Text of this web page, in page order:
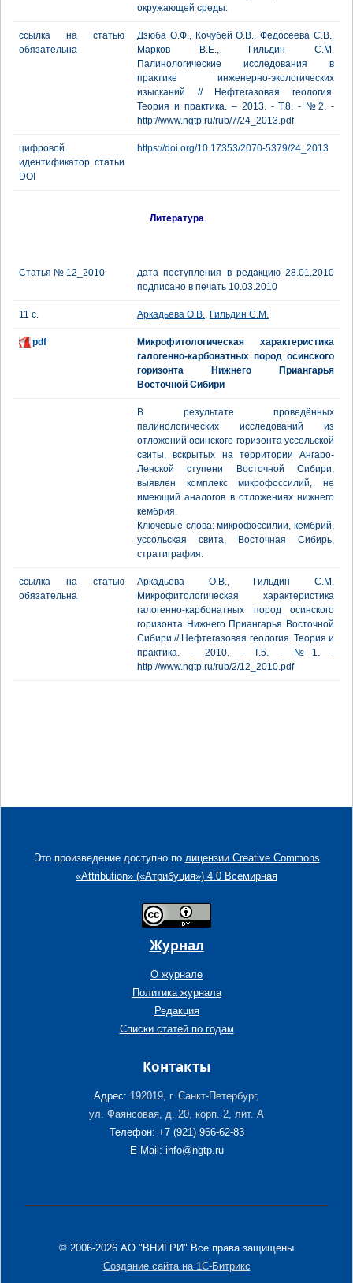
окружающей среды.
ссылка на статью
обязательна
Дзюба О.Ф., Кочубей О.В., Федосеева С.В.,
Марков В.Е., Гильдин С.М.
Палинологические исследования в
практике инженерно-экологических
изысканий // Нефтегазовая геология.
Теория и практика. – 2013. - Т.8. - №2. -
http://www.ngtp.ru/rub/7/24_2013.pdf
цифровой
идентификатор статьи
DOI
https://doi.org/10.17353/2070-5379/24_2013
Литература
Статья № 12_2010
дата поступления в редакцию 28.01.2010
подписано в печать 10.03.2010
11 с. Аркадьева О.В., Гильдин С.М.
pdf
Микрофитологическая характеристика
галогенно-карбонатных пород осинского
горизонта Нижнего Приангарья
Восточной Сибири
В результате проведённых
палинологических исследований из
отложений осинского горизонта уссольской
свиты, вскрытых на территории Ангаро-
Ленской ступени Восточной Сибири,
выявлен комплекс микрофоссилий, не
имеющий аналогов в отложениях нижнего
кембрия.
Ключевые слова: микрофоссилии, кембрий,
уссольская свита, Восточная Сибирь,
стратиграфия.
ссылка на статью
обязательна
Аркадьева О.В., Гильдин С.М.
Микрофитологическая характеристика
галогенно-карбонатных пород осинского
горизонта Нижнего Приангарья Восточной
Сибири // Нефтегазовая геология. Теория и
практика. - 2010. - Т.5. - №1. -
http://www.ngtp.ru/rub/2/12_2010.pdf
Это произведение доступно по лицензии Creative Commons
«Attribution» («Атрибуция») 4.0 Всемирная
Журнал
О журнале
Политика журнала
Редакция
Списки статей по годам
Контакты
Адрес: 192019, г. Санкт-Петербург,
ул. Фаянсовая, д. 20, корп. 2, лит. А
Телефон: +7 (921) 966-62-83
E-Mail: info@ngtp.ru
© 2006-2026 АО "ВНИГРИ" Все права защищены
Создание сайта на 1С-Битрикс